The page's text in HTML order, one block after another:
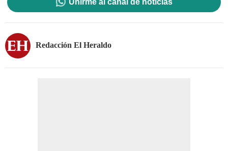
Unirme al canal de noticias
Redacción El Heraldo